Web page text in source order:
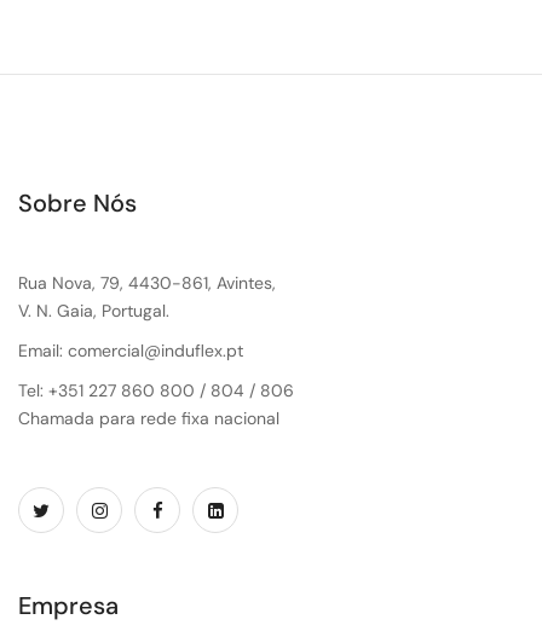
Sobre Nós
Rua Nova, 79, 4430-861, Avintes,
V. N. Gaia, Portugal.
Email: comercial@induflex.pt
Tel: +351 227 860 800 / 804 / 806
Chamada para rede fixa nacional
Empresa